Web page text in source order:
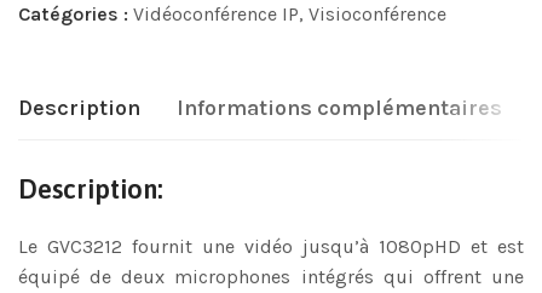
Catégories : Vidéoconférence IP, Visioconférence
Description Informations complémentaires
Description:
Le GVC3212 fournit une vidéo jusqu’à 1080pHD et est
équipé de deux microphones intégrés qui offrent une